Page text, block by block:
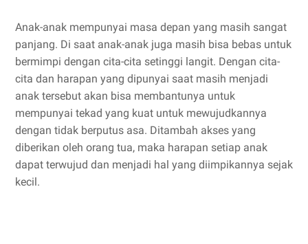
Anak-anak mempunyai masa depan yang masih sangat
panjang. Di saat anak-anak juga masih bisa bebas untuk
bermimpi dengan cita-cita setinggi langit. Dengan cita-
cita dan harapan yang dipunyai saat masih menjadi
anak tersebut akan bisa membantunya untuk
mempunyai tekad yang kuat untuk mewujudkannya
dengan tidak berputus asa. Ditambah akses yang
diberikan oleh orang tua, maka harapan setiap anak
dapat terwujud dan menjadi hal yang diimpikannya sejak
kecil.